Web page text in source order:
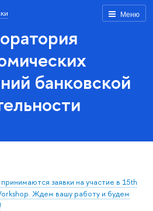
Меню
банковской
заявки на участие в 15th
Ждем вашу работу и будем